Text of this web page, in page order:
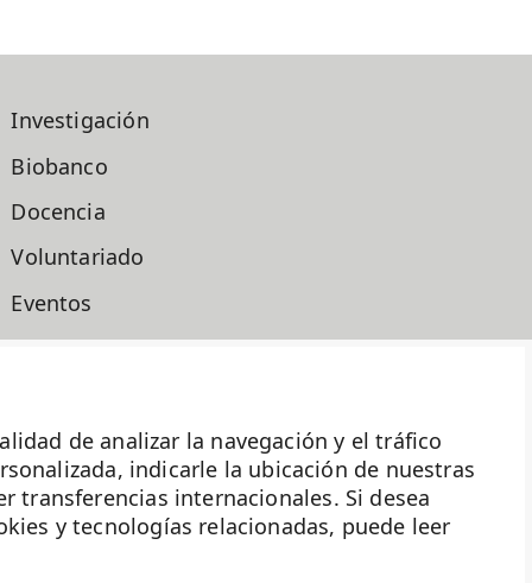
de analizar la navegación y el tráfico
indicarle la ubicación de nuestras
transferencias internacionales. Si desea
y tecnologías relacionadas, puede leer
Investigación
Biobanco
Docencia
Voluntariado
Eventos
Transparencia